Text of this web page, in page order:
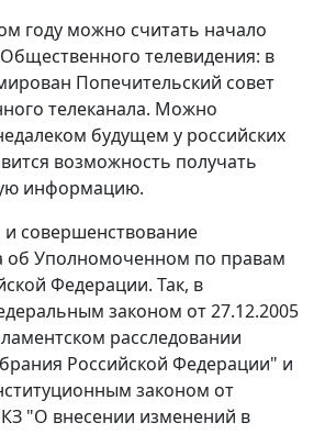
году можно считать начало
телевидения: в
Попечительский совет
телеканала. Можно
будущем у российских
возможность получать
информацию.
и совершенствование
об Уполномоченном по правам
Федерации. Так, в
законом от 27.12.2005
расследовании
Российской Федерации" и
законом от
"О внесении изменений в